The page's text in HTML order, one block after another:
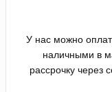
У нас можно
наличными в
рассрочку через